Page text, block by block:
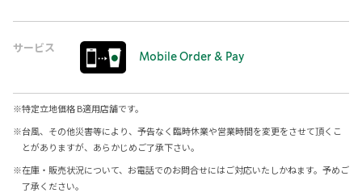
サービス
Mobile Order & Pay
※特定立地価格 B適用店舗です。
※台風、その他災害等により、予告なく臨時休業や営業時間を変更をさせて頂くこ
とがありますが、あらかじめご了承下さい。
※在庫・販売状況について、お電話でのお問合せにはご対応いたしかねます。予めご
了承ください。